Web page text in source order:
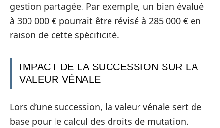
gestion partagée. Par exemple, un bien évalué
à 300 000 € pourrait être révisé à 285 000 € en
raison de cette spécificité.
IMPACT DE LA SUCCESSION SUR LA
VALEUR VÉNALE
Lors d’une succession, la valeur vénale sert de
base pour le calcul des droits de mutation.